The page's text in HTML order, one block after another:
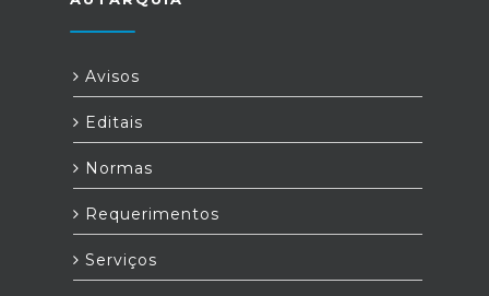
Avisos
Editais
Normas
Requerimentos
Serviços